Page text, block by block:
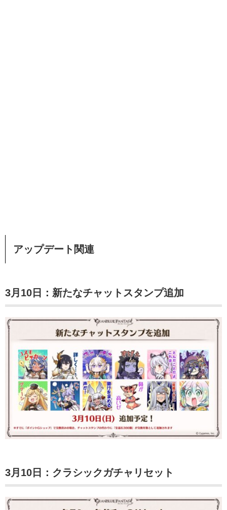
アップデート関連
3月10日：新たなチャットスタンプ追加
3月10日：クラシックガチャリセット